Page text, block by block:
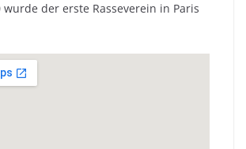
wurde der erste Rasseverein in Paris